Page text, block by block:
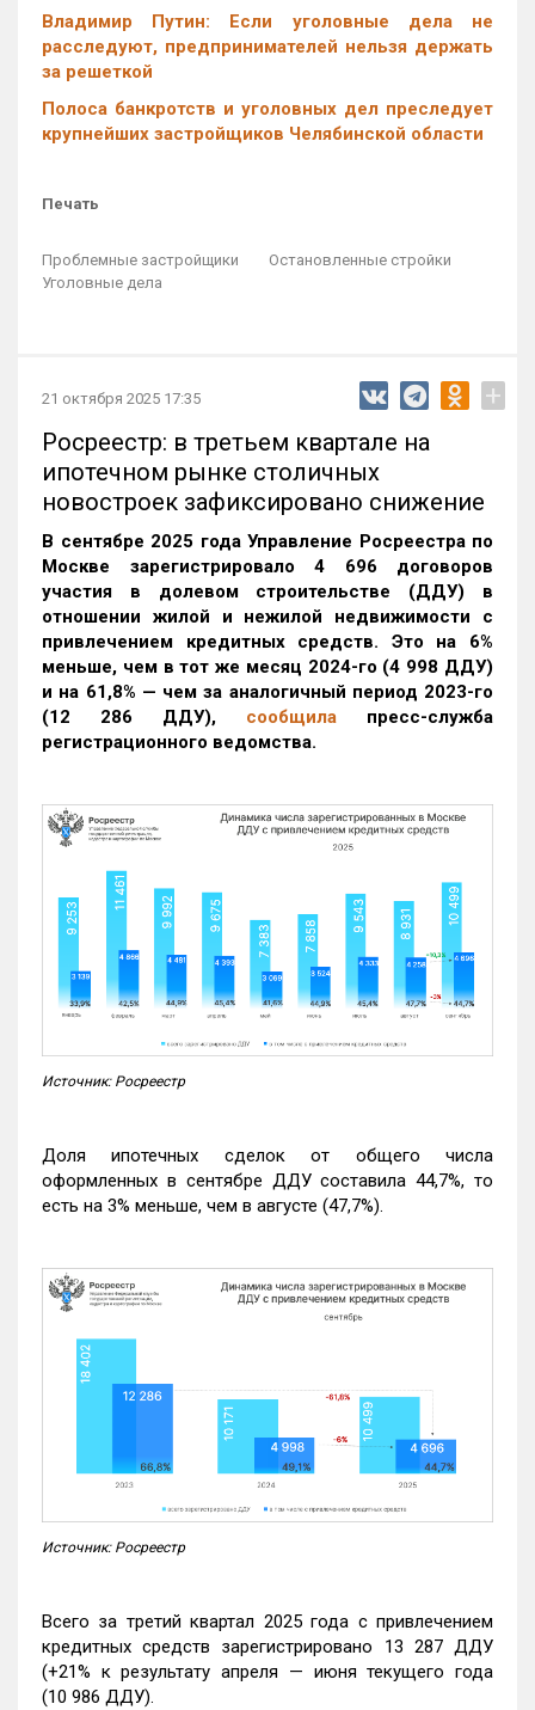
Владимир Путин: Если уголовные дела не
расследуют, предпринимателей нельзя держать
за решеткой
Полоса банкротств и уголовных дел преследует
крупнейших застройщиков Челябинской области
Печать
Проблемные застройщики
Остановленные стройки
Уголовные дела
21 октября 2025 17:35 +
Росреестр: в третьем квартале на
ипотечном рынке столичных
новостроек зафиксировано снижение
В сентябре 2025 года Управление Росреестра по
Москве зарегистрировало 4 696 договоров
участия в долевом строительстве (ДДУ) в
отношении жилой и нежилой недвижимости с
привлечением кредитных средств. Это на 6%
меньше, чем в тот же месяц 2024-го (4 998 ДДУ)
и на 61,8% — чем за аналогичный период 2023-го
(12 286 ДДУ), сообщила пресс-служба
регистрационного ведомства.
Источник: Росреестр
Доля ипотечных сделок от общего числа
оформленных в сентябре ДДУ составила 44,7%, то
есть на 3% меньше, чем в августе (47,7%).
Источник: Росреестр
Всего за третий квартал 2025 года с привлечением
кредитных средств зарегистрировано 13 287 ДДУ
(+21% к результату апреля — июня текущего года
(10 986 ДДУ).